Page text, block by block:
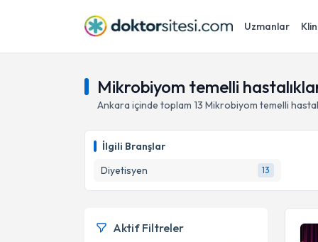
Uzmanlar
Mikrobiyom temelli
Ankara içinde toplam 13 Mikrobiyom temelli
İlgili Branşlar
Diyetisyen
13
Aktif Filtreler